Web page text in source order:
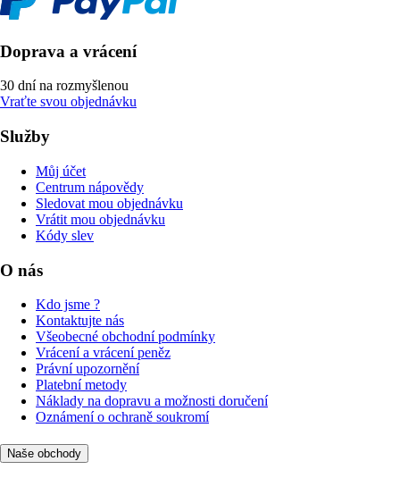
Doprava a vrácení
30 dní na rozmyšlenou
Vraťte svou objednávku
Služby
Můj účet
Centrum nápovědy
Sledovat mou objednávku
Vrátit mou objednávku
Kódy slev
O nás
Kdo jsme ?
Kontaktujte nás
Všeobecné obchodní podmínky
Vrácení a vrácení peněz
Právní upozornění
Platební metody
Náklady na dopravu a možnosti doručení
Oznámení o ochraně soukromí
Naše obchody